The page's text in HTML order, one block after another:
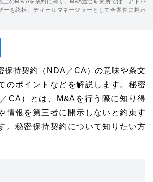
上のM＆Aを成約に導く。M&A総合研究所では、アドバ
ーを統括。ディールマネージャーとして全案件に携わ
保持契約（NDA／CA）の意味や条文
のポイントなどを解説します。秘密
CA）とは、M&Aを行う際に知り得
情報を第三者に開示しないと約束す
。秘密保持契約について知りたい方